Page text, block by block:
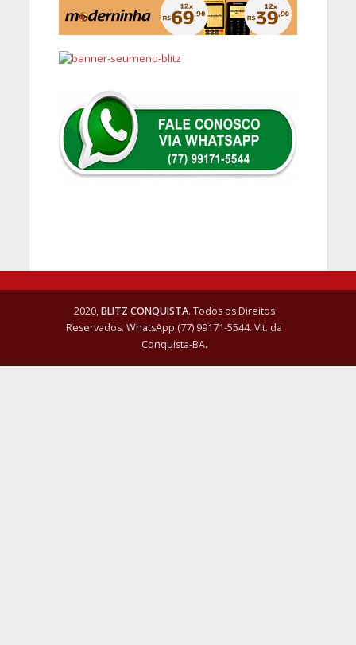
2020,BLITZ CONQUISTA. Todos os Direitos
Reservados. WhatsApp (77) 99171-5544. Vit. da
Conquista-BA.